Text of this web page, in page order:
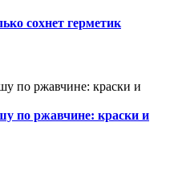
сохнет герметик
по ржавчине: краски и